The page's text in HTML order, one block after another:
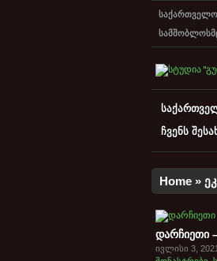
ჩვენს
Home »
დარჩიეთი
ივლისი 3,